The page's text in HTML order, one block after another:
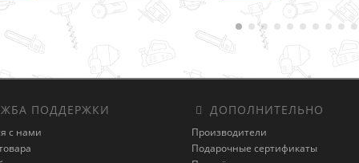
ПОДДЕРЖКИ
с нами
ДОПОЛНИТЕЛЬНО
Производители
Подарочные сертификаты